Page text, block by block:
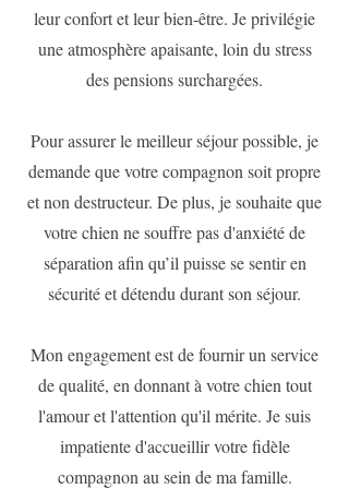
leur confort et leur bien-être. Je privilégie
une atmosphère apaisante, loin du stress
des pensions surchargées.
Pour assurer le meilleur séjour possible, je
demande que votre compagnon soit propre
et non destructeur. De plus, je souhaite que
votre chien ne souffre pas d'anxiété de
séparation afin qu’il puisse se sentir en
sécurité et détendu durant son séjour.
Mon engagement est de fournir un service
de qualité, en donnant à votre chien tout
l'amour et l'attention qu'il mérite. Je suis
impatiente d'accueillir votre fidèle
compagnon au sein de ma famille.